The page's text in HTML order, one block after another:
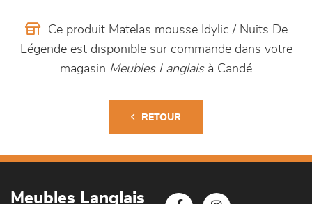
Ce produit Matelas mousse Idylic / Nuits De
Légende est disponible sur commande dans votre
magasin Meubles Langlaisà Candé
RETOUR
Meubles Langlais